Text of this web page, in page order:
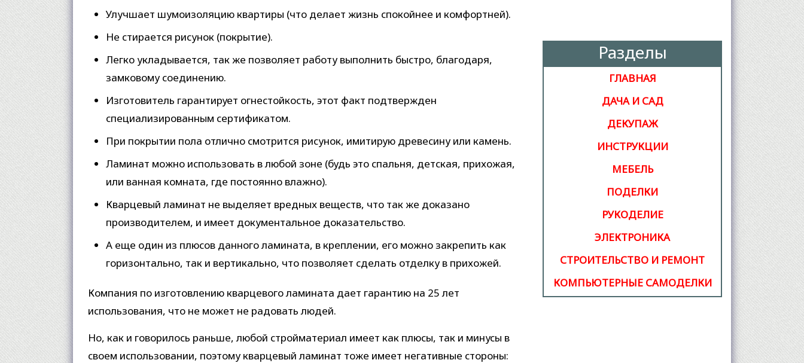
Улучшает шумоизоляцию квартиры (что делает жизнь спокойнее и комфортней).
Не стирается рисунок (покрытие).
Легко укладывается, так же позволяет работу выполнить быстро, благодаря,
замковому соединению.
Изготовитель гарантирует огнестойкость, этот факт подтвержден
специализированным сертификатом.
При покрытии пола отлично смотрится рисунок, имитирую древесину или камень.
Ламинат можно использовать в любой зоне (будь это спальня, детская, прихожая,
или ванная комната, где постоянно влажно).
Кварцевый ламинат не выделяет вредных веществ, что так же доказано
производителем, и имеет документальное доказательство.
А еще один из плюсов данного ламината, в креплении, его можно закрепить как
горизонтально, так и вертикально, что позволяет сделать отделку в прихожей.
Компания по изготовлению кварцевого ламината дает гарантию на 25 лет
использования, что не может не радовать людей.
Но, как и говорилось раньше, любой стройматериал имеет как плюсы, так и минусы в
своем использовании, поэтому кварцевый ламинат тоже имеет негативные стороны:
Разделы
ГЛАВНАЯ
ДАЧА И САД
ДЕКУПАЖ
ИНСТРУКЦИИ
МЕБЕЛЬ
ПОДЕЛКИ
РУКОДЕЛИЕ
ЭЛЕКТРОНИКА
СТРОИТЕЛЬСТВО И РЕМОНТ
КОМПЬЮТЕРНЫЕ САМОДЕЛКИ